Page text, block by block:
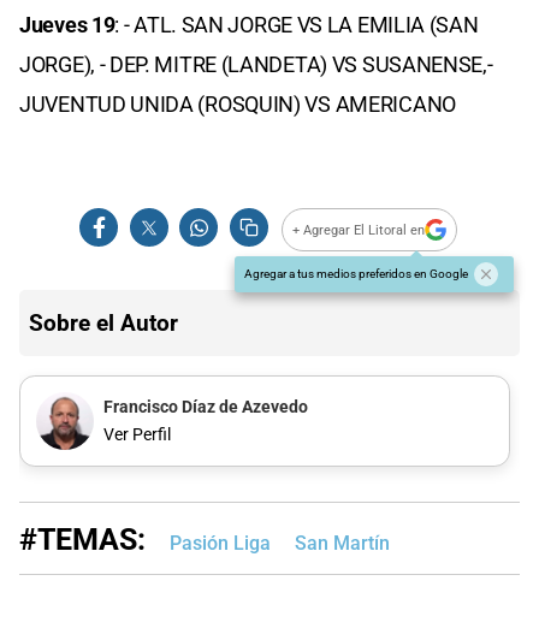
Jueves 19: - ATL. SAN JORGE VS LA EMILIA (SAN
JORGE), - DEP. MITRE (LANDETA) VS SUSANENSE,-
JUVENTUD UNIDA (ROSQUIN) VS AMERICANO
+ Agregar El Litoral en
Agregar a tus medios preferidos en Google
Sobre el Autor
Francisco Díaz de Azevedo
Ver Perfil
#TEMAS: Pasión Liga San Martín